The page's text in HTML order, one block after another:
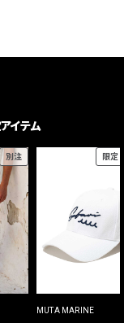
イテム
別注 限定
MUTA MARINE